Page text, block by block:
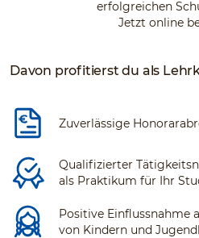
erfolgreichen
Jetzt online
Davon profitierst du als
Zuverlässige
Qualifizierter
als Praktikum für Ihr
Positive Einflussnahme
von Kindern und